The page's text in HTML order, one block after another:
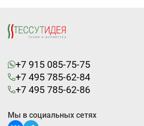
+7 915 085-75-75
+7 495 785-62-84
+7 495 785-62-86
Мы в социальных сетях